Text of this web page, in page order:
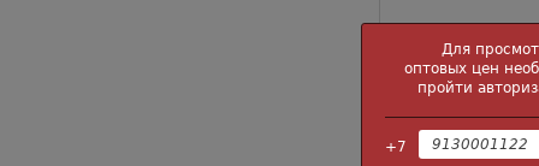
Для
оптовых цен
пройти
+7